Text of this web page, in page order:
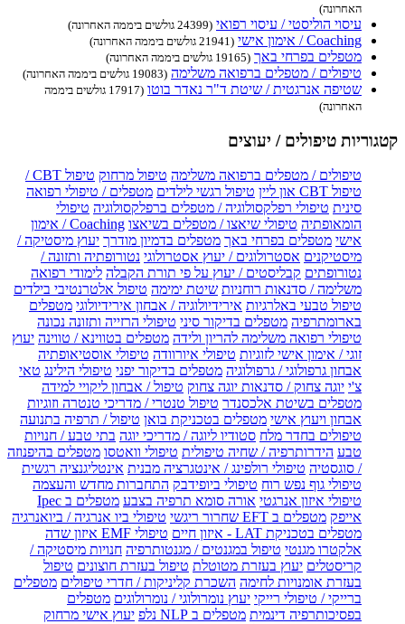
האחרונה)
עיסוי הוליסטי / עיסוי רפואי (24399 גולשים ביממה האחרונה)
Coaching / אימון אישי (21941 גולשים ביממה האחרונה)
מטפלים בפרחי באך (19165 גולשים ביממה האחרונה)
טיפולים / מטפלים ברפואה משלימה (19083 גולשים ביממה האחרונה)
שטיפה אנרגטית / שיטת ד"ר נאדר בוטו
(17917 גולשים ביממה
האחרונה)
קטגוריות טיפולים / יעוצים
טיפולים / מטפלים ברפואה משלימה טיפול מרחוק
טיפול CBT /
טיפול CBT און ליין
טיפול רגשי לילדים מטפלים / טיפולי רפואה
סינית טיפולי רפלקסולוגיה / מטפלים ברפלקסולוגיה טיפולי
הומאופתיה טיפולי שיאצו / מטפלים בשיאצו
Coaching / אימון
אישי מטפלים בפרחי באך מטפלים בדמיון מודרך יעוץ מיסטיקה /
מיסטיקנים אסטרולוגים / יעוץ אסטרולוגי נטורופתיה ותזונה /
נטורופתים קבליסטים / יעוץ על פי תורת הקבלה לימודי רפואה
משלימה / סדנאות רוחניות שיטת ימימה טיפול אלטרנטיבי בילדים
טיפול טבעי באלרגיות אירידיולוגיה / אבחון אירידיולוגי מטפלים
בארומתרפיה מטפלים בדיקור סיני טיפולי הרזייה ותזונה נכונה
טיפולי רפואה משלימה להריון ולידה מטפלים בטווינא / טווינה יעוץ
זוגי / אימון אישי לזוגיות טיפולי איורוודה טיפולי אוסטיאופתיה
אבחון גרפולוגי / גרפולוגיה מטפלים בדיקור יפני טיפולי הילינג טאי
צ'י יוגה צחוק / סדנאות יוגה צחוק טיפול / אבחון ליקויי למידה
מטפלים בשיטת אלכסנדר טיפול טנטרי / מדריכי טנטרה וזוגיות
אבחון ויעוץ אישי מטפלים בטכניקת בואן טיפול / תרפיה בתנועה
טיפולים בחדר מלח סטודיו ליוגה / מדריכי יוגה בתי טבע / חנויות
טבע הידרותרפיה / שחיה טיפולית טיפולי וואטסו מטפלים בהיפנוזה
/ סוגסטיה טיפולי רולפינג / אינטגרציה מבנית אינטליגנציה רגשית
טיפולי גוף נפש רוח טיפולי ביופידבק התחברות מחדש והעצמה
טיפולי איזון אנרגטי אורה סומא תרפיה בצבע
מטפלים ב Ipec
אייפק מטפלים ב EFT שחרור ריגשי
טיפולי ביו אנרגיה / ביואנרגיה
מטפלים בטכניקת LAT - איזון חיים
טיפולי EMF איזון שדה
אלקטרו מגנטי טיפול במגנטים / מגנטותרפיה חנויות מיסטיקה /
קריסטלים יעוץ בעזרת מטוטלת טיפול בעזרת חוצונים טיפול
בעזרת אומנויות לחימה השכרת קליניקות / חדרי טיפולים מטפלים
ברייקי / טיפולי רייקי יעוץ נומרולוגי / נומרולוגים מטפלים
בפסיכותרפיה דינמית מטפלים ב NLP נלפ
יעוץ אישי מרחוק